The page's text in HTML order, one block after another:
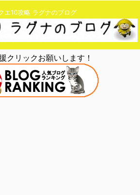
エ10攻略 ラグナのブログ
クリックお願いします！